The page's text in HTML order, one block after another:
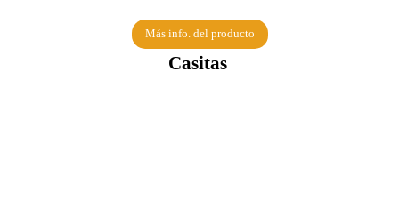
Más info. del producto
Casitas